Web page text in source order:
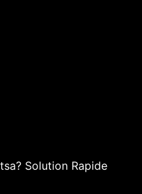
Solution Rapide